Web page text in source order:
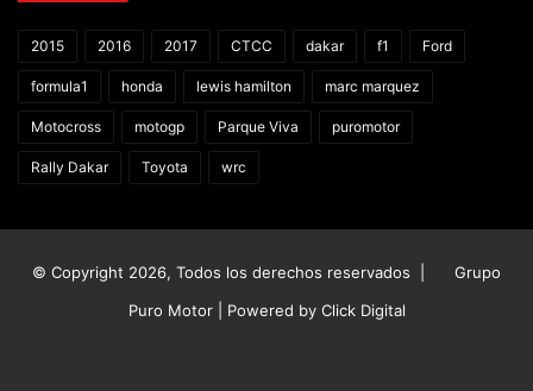
2015 2016 2017 CTCC dakar f1 Ford
formula1 honda lewis hamilton marc marquez
Motocross motogp Parque Viva puromotor
Rally Dakar Toyota wrc
© Copyright 2026, Todos los derechos reservados |
Grupo
Puro Motor | Powered by Click Digital